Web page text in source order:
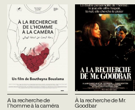
A la recherche de
l'homme à la caméra
À la recherche de Mr.
Goodbar